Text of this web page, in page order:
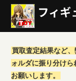
買取査定結果など
ォルダに振り分け
お願いします。